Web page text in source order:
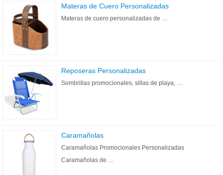
Materas de Cuero Personalizadas
Materas de cuero personalizadas de …
Reposeras Personalizadas
Sombrillas promocionales, sillas de playa, …
Caramañolas
Caramañolas Promocionales Personalizadas
Caramañolas de …